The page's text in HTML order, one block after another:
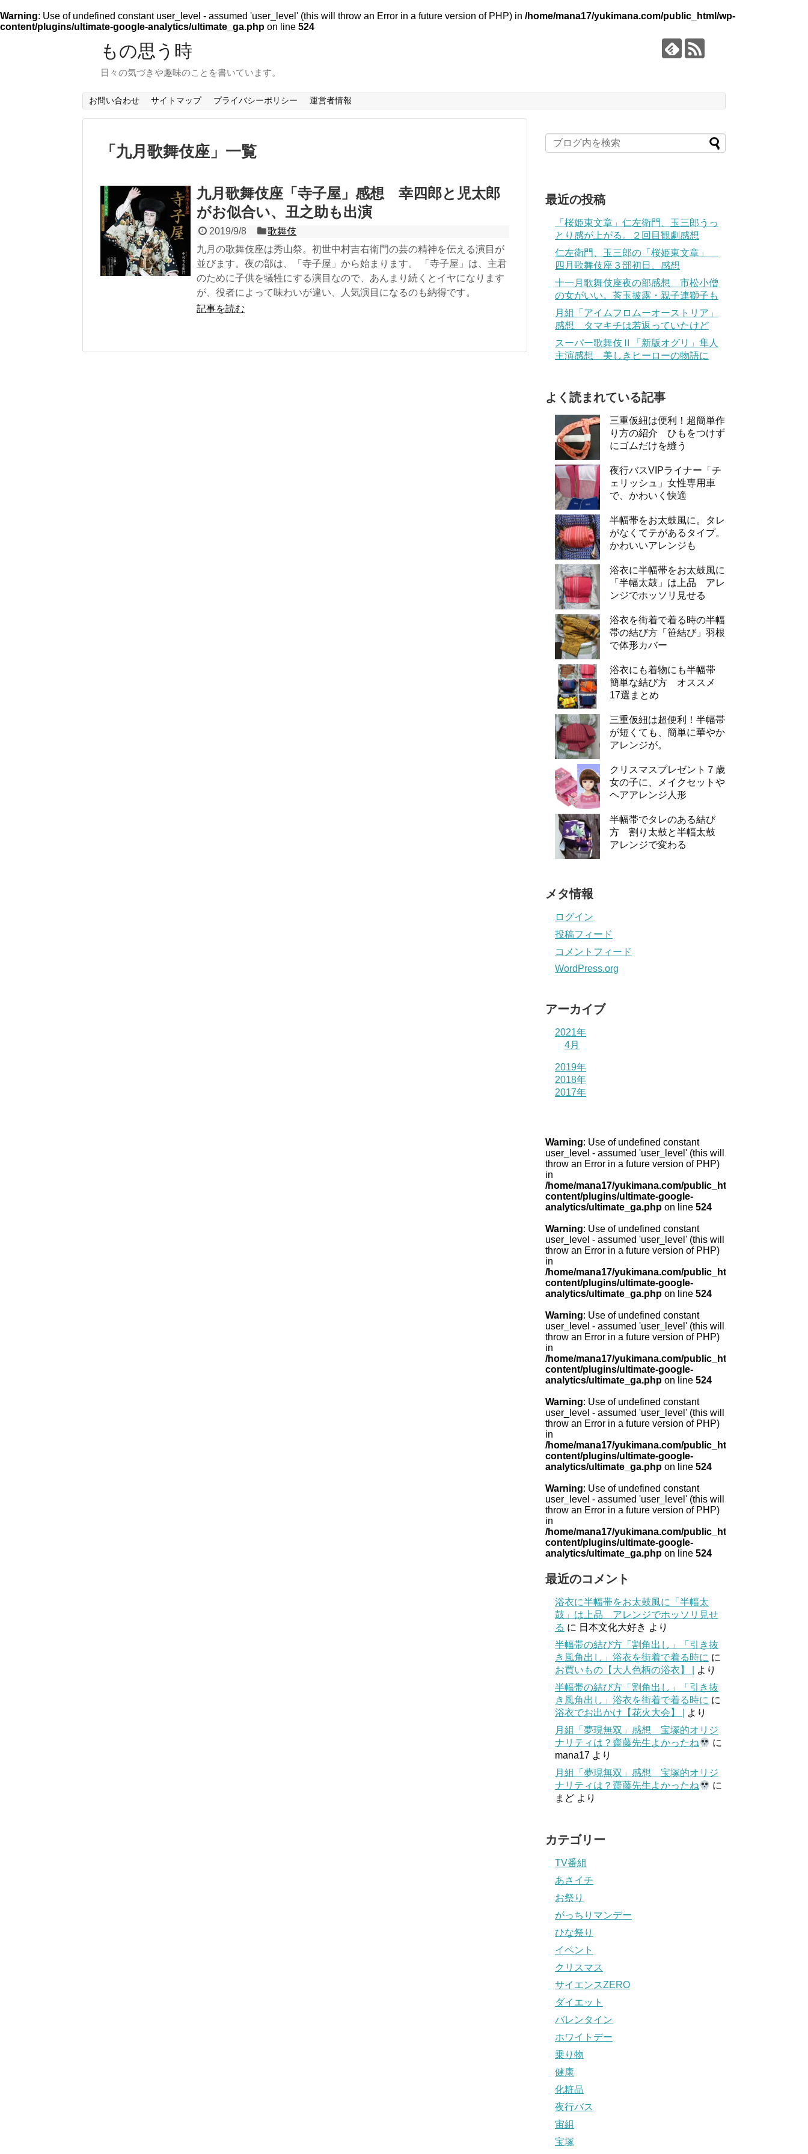
Warning: Use of undefined constant user_level - assumed 'user_level' (this will throw an Error in a future version of PHP) in /home/mana17/yukimana.com/public_html/wp-
content/plugins/ultimate-google-analytics/ultimate_ga.php on line 524
もの思う時
日々の気づきや趣味のことを書いています。
お問い合わせ サイトマップ プライバシーポリシー 運営者情報
「 九月歌舞伎座 」 一覧
九月歌舞伎座「寺子屋」感想 幸四郎と児太郎
がお似合い、丑之助も出演
2019/9/8
歌舞伎
九月の歌舞伎座は秀山祭。初世中村吉右衛門の芸の精神を伝える演目が
並びます。夜の部は、「寺子屋」から始まります。 「寺子屋」は、主君
のために子供を犠牲にする演目なので、あんまり続くとイヤになります
が、役者によって味わいが違い、人気演目になるのも納得です。
記事を読む
最近の投稿
「桜姫東文章」仁左衛門、玉三郎うっ
とり感が上がる。２回目観劇感想
仁左衛門、玉三郎の「桜姫東文章」
四月歌舞伎座３部初日、感想
十一月歌舞伎座夜の部感想 市松小僧
の女がいい。莟玉披露・親子連獅子も
月組「アイムフロムーオーストリア」
感想 タマキチは若返っていたけど
スーパー歌舞伎Ⅱ「新版オグリ」隼人
主演感想 美しきヒーローの物語に
よく読まれている記事
三重仮紐は便利！超簡単作
り方の紹介 ひもをつけず
にゴムだけを縫う
夜行バスVIPライナー「チ
ェリッシュ」女性専用車
で、かわいく快適
半幅帯をお太鼓風に。タレ
がなくてテがあるタイプ。
かわいいアレンジも
浴衣に半幅帯をお太鼓風に
「半幅太鼓」は上品 アレ
ンジでホッソリ見せる
浴衣を街着で着る時の半幅
帯の結び方「笹結び」羽根
で体形カバー
浴衣にも着物にも半幅帯
簡単な結び方 オススメ
17選まとめ
三重仮紐は超便利！半幅帯
が短くても、簡単に華やか
アレンジが。
クリスマスプレゼント７歳
女の子に、メイクセットや
ヘアアレンジ人形
半幅帯でタレのある結び
方 割り太鼓と半幅太鼓
アレンジで変わる
メタ情報
ログイン
投稿フィード
コメントフィード
WordPress.org
アーカイブ
2021年
4月
2019年
2018年
2017年
Warning: Use of undefined constant
user_level - assumed 'user_level' (this will
throw an Error in a future version of PHP)
in
/home/mana17/yukimana.com/public_html/wp-
content/plugins/ultimate-google-
analytics/ultimate_ga.php on line 524
Warning: Use of undefined constant
user_level - assumed 'user_level' (this will
throw an Error in a future version of PHP)
in
/home/mana17/yukimana.com/public_html/wp-
content/plugins/ultimate-google-
analytics/ultimate_ga.php on line 524
Warning: Use of undefined constant
user_level - assumed 'user_level' (this will
throw an Error in a future version of PHP)
in
/home/mana17/yukimana.com/public_html/wp-
content/plugins/ultimate-google-
analytics/ultimate_ga.php on line 524
Warning: Use of undefined constant
user_level - assumed 'user_level' (this will
throw an Error in a future version of PHP)
in
/home/mana17/yukimana.com/public_html/wp-
content/plugins/ultimate-google-
analytics/ultimate_ga.php on line 524
Warning: Use of undefined constant
user_level - assumed 'user_level' (this will
throw an Error in a future version of PHP)
in
/home/mana17/yukimana.com/public_html/wp-
content/plugins/ultimate-google-
analytics/ultimate_ga.php on line 524
最近のコメント
浴衣に半幅帯をお太鼓風に「半幅太
鼓」は上品 アレンジでホッソリ見せ
る に 日本文化大好き より
半幅帯の結び方「割角出し」「引き抜
き風角出し」浴衣を街着で着る時に に
お買いもの【大人色柄の浴衣】 |
より
半幅帯の結び方「割角出し」「引き抜
き風角出し」浴衣を街着で着る時に に
浴衣でお出かけ【花火大会】 |
より
月組「夢現無双」感想 宝塚的オリジ
ナリティは？齋藤先生よかったね
に
mana17 より
月組「夢現無双」感想 宝塚的オリジ
ナリティは？齋藤先生よかったね
に
まど より
カテゴリー
TV番組
あさイチ
お祭り
がっちりマンデー
ひな祭り
イベント
クリスマス
サイエンスZERO
ダイエット
バレンタイン
ホワイトデー
乗り物
健康
化粧品
夜行バス
宙組
宝塚